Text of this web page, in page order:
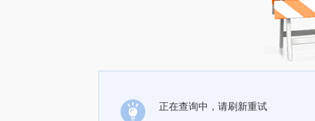
正在查询中，请刷新重试